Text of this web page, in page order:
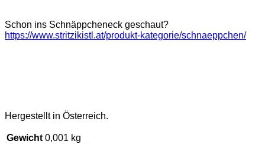
Schon ins Schnäppcheneck geschaut?
https://www.stritzikistl.at/produkt-kategorie/schnaeppchen/
Hergestellt in Österreich.
Gewicht 0,001 kg